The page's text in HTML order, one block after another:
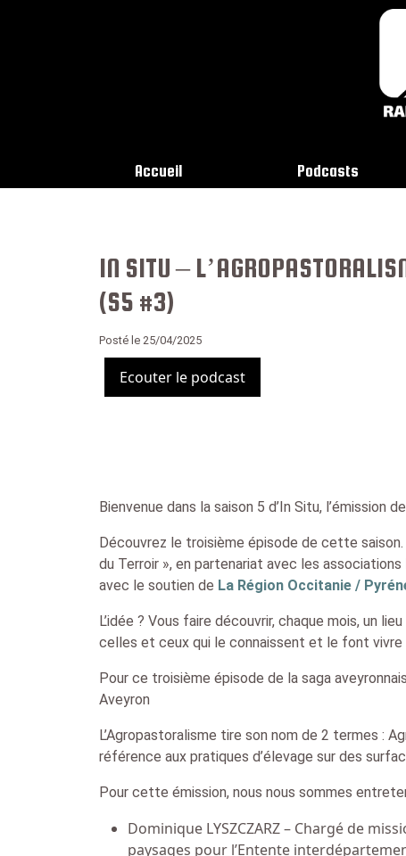
Accueil Podcasts
IN SITU –
(S5 #3)
Posté le 25/04/2025
Ecouter le podcast
Bienvenue dans la saison 5 d’In Situ, l’émission
Découvrez le troisième épisode de cette
du Terroir », en partenariat avec les associations
avec le soutien de La Région Occitanie /
L’idée ? Vous faire découvrir, chaque mois, un
celles et ceux qui le connaissent et le font vivre
Pour ce troisième épisode de la saga
Aveyron
L’Agropastoralisme tire son nom de 2 termes :
référence aux pratiques d’élevage sur des
Pour cette émission, nous nous sommes
Dominique LYSZCZARZ – Chargé de
paysages pour l’Entente